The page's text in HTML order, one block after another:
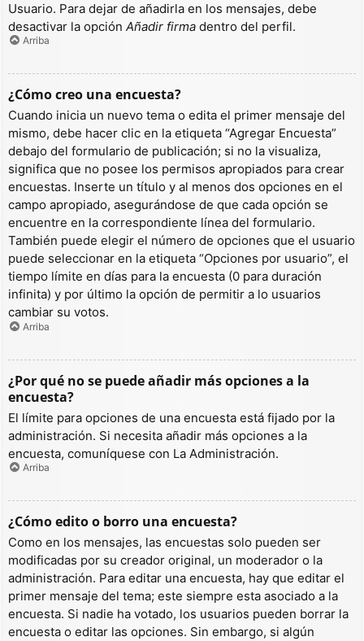
Usuario. Para dejar de añadirla en los mensajes, debe
desactivar la opción Añadir firma dentro del perfil.
Arriba
¿Cómo creo una encuesta?
Cuando inicia un nuevo tema o edita el primer mensaje del
mismo, debe hacer clic en la etiqueta “Agregar Encuesta”
debajo del formulario de publicación; si no la visualiza,
significa que no posee los permisos apropiados para crear
encuestas. Inserte un título y al menos dos opciones en el
campo apropiado, asegurándose de que cada opción se
encuentre en la correspondiente línea del formulario.
También puede elegir el número de opciones que el usuario
puede seleccionar en la etiqueta “Opciones por usuario”, el
tiempo límite en días para la encuesta (0 para duración
infinita) y por último la opción de permitir a lo usuarios
cambiar su votos.
Arriba
¿Por qué no se puede añadir más opciones a la
encuesta?
El límite para opciones de una encuesta está fijado por la
administración. Si necesita añadir más opciones a la
encuesta, comuníquese con La Administración.
Arriba
¿Cómo edito o borro una encuesta?
Como en los mensajes, las encuestas solo pueden ser
modificadas por su creador original, un moderador o la
administración. Para editar una encuesta, hay que editar el
primer mensaje del tema; este siempre esta asociado a la
encuesta. Si nadie ha votado, los usuarios pueden borrar la
encuesta o editar las opciones. Sin embargo, si algún